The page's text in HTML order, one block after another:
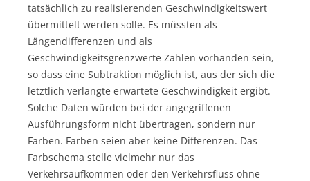
tatsächlich zu realisierenden Geschwindigkeitswert
übermittelt werden solle. Es müssten als
Längendifferenzen und als
Geschwindigkeitsgrenzwerte Zahlen vorhanden sein,
so dass eine Subtraktion möglich ist, aus der sich die
letztlich verlangte erwartete Geschwindigkeit ergibt.
Solche Daten würden bei der angegriffenen
Ausführungsform nicht übertragen, sondern nur
Farben. Farben seien aber keine Differenzen. Das
Farbschema stelle vielmehr nur das
Verkehrsaufkommen oder den Verkehrsfluss ohne